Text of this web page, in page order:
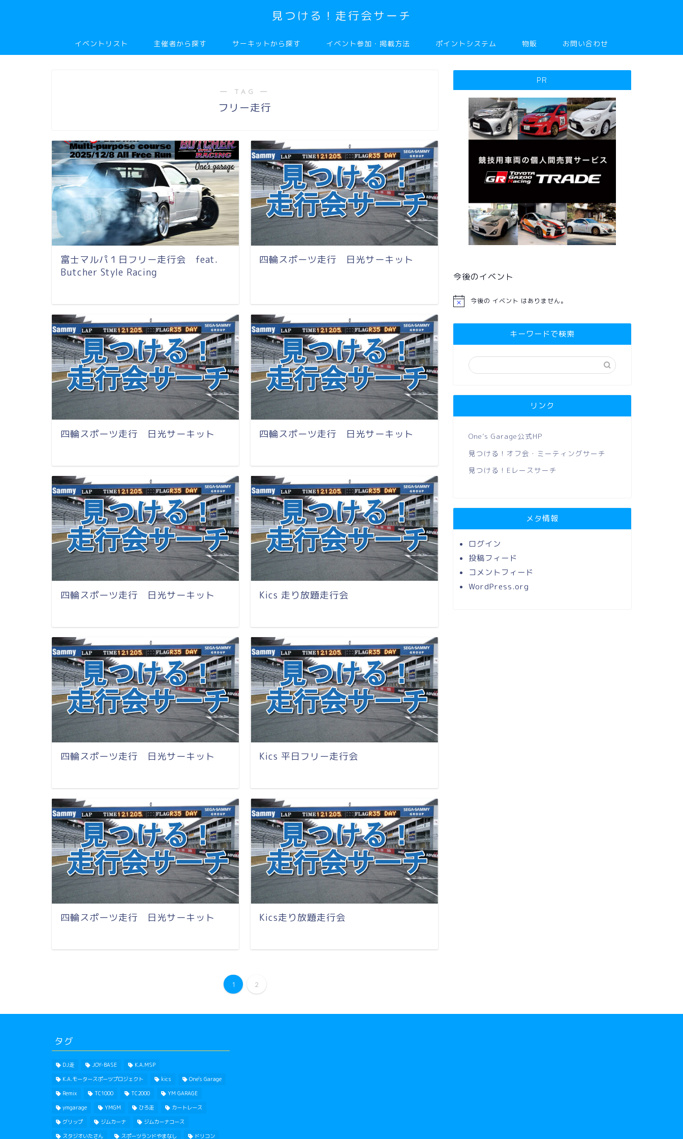
見つける！走行会サーチ
イベントリスト 主催者から探す サーキットから探す イベント参加・掲載方法 ポイントシステム 物販 お問い合わせ
― TAG ―
フリー走行
富士マルパ１日フリー走行会 feat.
Butcher Style Racing
四輪スポーツ走行 日光サーキット
四輪スポーツ走行 日光サーキット 四輪スポーツ走行 日光サーキット
四輪スポーツ走行 日光サーキット Kics 走り放題走行会
四輪スポーツ走行 日光サーキット Kics 平日フリー走行会
四輪スポーツ走行 日光サーキット Kics走り放題走行会
1 2
PR
今後のイベント
今後の イベント はありません。
キーワードで検索
リンク
One’s Garage公式HP
見つける！オフ会・ミーティングサーチ
見つける！Eレースサーチ
メタ情報
ログイン
投稿フィード
コメントフィード
WordPress.org
タグ
DJ走 JOY-BASE
K.A.MSP
K.A.モータースポーツプロジェクト
kics
One's Garage
Remix
TC1000 TC2000
YM GARAGE
ymgarage
YMGM ひろ走
カートレース
グリップ
ジムカーナ
ジムカーナコース
スタジオいたさん
スポーツランドやまなし ドリコン